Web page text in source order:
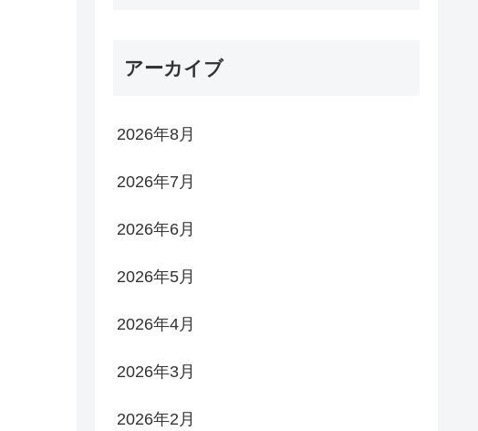
アーカイブ
2026年8月
2026年7月
2026年6月
2026年5月
2026年4月
2026年3月
2026年2月